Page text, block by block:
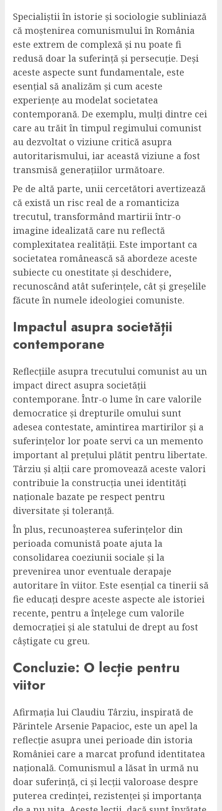
Specialiștii în istorie și sociologie subliniază
că moștenirea comunismului în România
este extrem de complexă și nu poate fi
redusă doar la suferință și persecuție. Deși
aceste aspecte sunt fundamentale, este
esențial să analizăm și cum aceste
experiențe au modelat societatea
contemporană. De exemplu, mulți dintre cei
care au trăit în timpul regimului comunist
au dezvoltat o viziune critică asupra
autoritarismului, iar această viziune a fost
transmisă generațiilor următoare.
Pe de altă parte, unii cercetători avertizează
că există un risc real de a romanticiza
trecutul, transformând martirii într-o
imagine idealizată care nu reflectă
complexitatea realității. Este important ca
societatea românească să abordeze aceste
subiecte cu onestitate și deschidere,
recunoscând atât suferințele, cât și greșelile
făcute în numele ideologiei comuniste.
Impactul asupra societății
contemporane
Reflecțiile asupra trecutului comunist au un
impact direct asupra societății
contemporane. Într-o lume în care valorile
democratice și drepturile omului sunt
adesea contestate, amintirea martirilor și a
suferințelor lor poate servi ca un memento
important al prețului plătit pentru libertate.
Târziu și alții care promovează aceste valori
contribuie la construcția unei identități
naționale bazate pe respect pentru
diversitate și toleranță.
În plus, recunoașterea suferințelor din
perioada comunistă poate ajuta la
consolidarea coeziunii sociale și la
prevenirea unor eventuale derapaje
autoritare în viitor. Este esențial ca tinerii să
fie educați despre aceste aspecte ale istoriei
recente, pentru a înțelege cum valorile
democrației și ale statului de drept au fost
câștigate cu greu.
Concluzie: O lecție pentru
viitor
Afirmația lui Claudiu Târziu, inspirată de
Părintele Arsenie Papacioc, este un apel la
reflecție asupra unei perioade din istoria
României care a marcat profund identitatea
națională. Comunismul a lăsat în urmă nu
doar suferință, ci și lecții valoroase despre
puterea credinței, rezistenței și importanța